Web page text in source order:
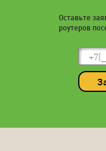
Оставьте
роутеров